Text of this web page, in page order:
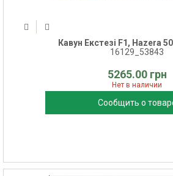
Кавун Екстезі F1, Hazera
16129_53843
5265.00 грн
Нет в наличии
Сообщить о